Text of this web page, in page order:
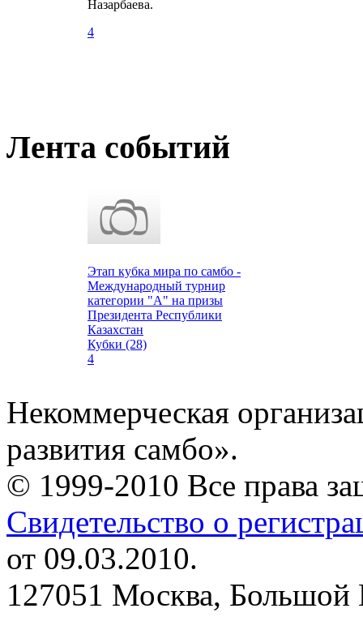
Назарбаева.
4
Лента событий
Этап кубка мира по самбо -
Международный турнир
категории "А" на призы
Президента Республики
Казахстан
Кубки (28)
4
Некоммерческая
развития самбо».
© 1999-2010 Все права
Свидетельство о
от 09.03.2010.
127051 Москва, Большой